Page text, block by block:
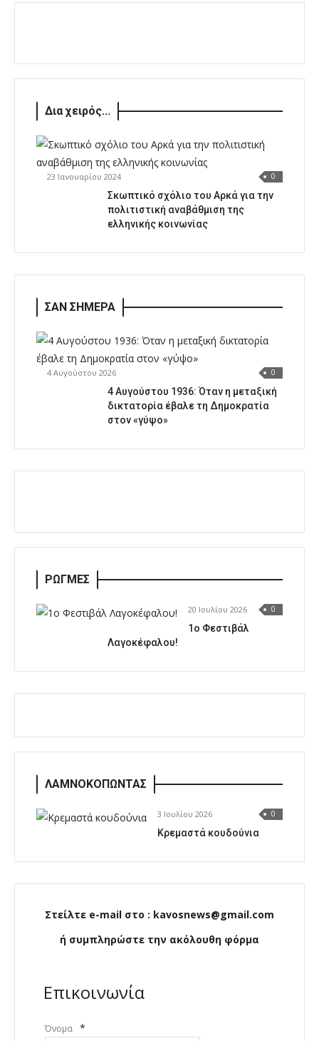
Δια χειρός...
23 Ιανουαρίου 2024 0
Σκωπτικό σχόλιο του Αρκά για την
πολιτιστική αναβάθμιση της
ελληνικής κοινωνίας
ΣΑΝ ΣΗΜΕΡΑ
4 Αυγούστου 2026 0
4 Αυγούστου 1936: Όταν η μεταξική
δικτατορία έβαλε τη Δημοκρατία
στον «γύψο»
ΡΩΓΜΕΣ
20 Ιουλίου 2026 0
1o Φεστιβάλ
Λαγοκέφαλου!
ΛΑΜΝΟΚΟΠΩΝΤΑΣ
3 Ιουλίου 2026 0
Κρεμαστά κουδούνια
Στείλτε e-mail στο : kavosnews@gmail.com
ή συμπληρώστε την ακόλουθη φόρμα
Επικοινωνία
Όνομα *